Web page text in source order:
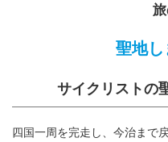
聖地
サイクリストの
四国一周を完走し、今治まで